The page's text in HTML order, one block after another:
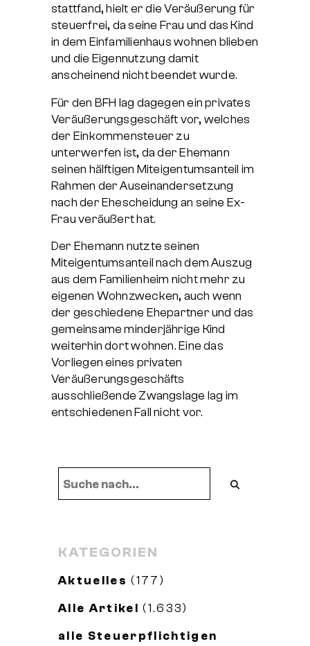
stattfand, hielt er die Veräußerung für
steuerfrei, da seine Frau und das Kind
in dem Einfamilienhaus wohnen blieben
und die Eigennutzung damit
anscheinend nicht beendet wurde.
Für den BFH lag dagegen ein privates
Veräußerungsgeschäft vor, welches
der Einkommensteuer zu
unterwerfen ist, da der Ehemann
seinen hälftigen Miteigentumsanteil im
Rahmen der Auseinandersetzung
nach der Ehescheidung an seine Ex-
Frau veräußert hat.
Der Ehemann nutzte seinen
Miteigentumsanteil nach dem Auszug
aus dem Familienheim nicht mehr zu
eigenen Wohnzwecken, auch wenn
der geschiedene Ehepartner und das
gemeinsame minderjährige Kind
weiterhin dort wohnen. Eine das
Vorliegen eines privaten
Veräußerungsgeschäfts
ausschließende Zwangslage lag im
entschiedenen Fall nicht vor.
KATEGORIEN
Aktuelles (177)
Alle Artikel (1.633)
alle Steuerpflichtigen